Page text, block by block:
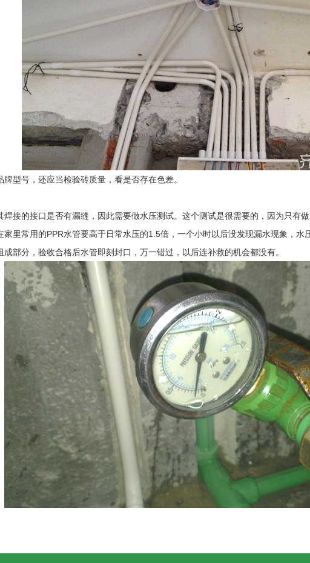
型号，还应当检验砖质量，看是否存在色差。
焊接的接口是否有漏缝，因此需要做水压测试。这个测试是很需要的，因为只有
里常用的PPR水管要高于日常水压的1.5倍，一个小时以后没发现漏水现象，水
部分，验收合格后水管即刻封口，万一错过，以后连补救的机会都没有。